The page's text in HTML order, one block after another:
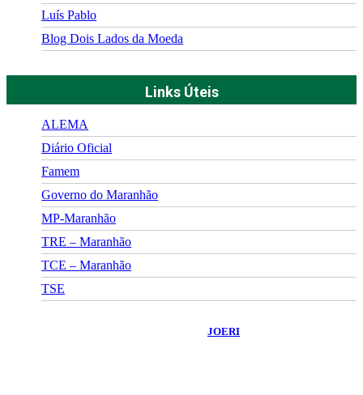
Luís Pablo
Blog Dois Lados da Moeda
Links Úteis
ALEMA
Diário Oficial
Famem
Governo do Maranhão
MP-Maranhão
TRE – Maranhão
TCE – Maranhão
TSE
JOERI